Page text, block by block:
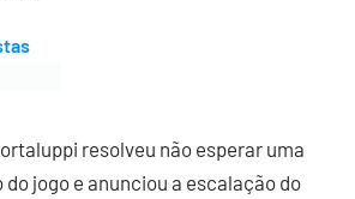
resolveu não esperar uma
jogo e anunciou a escalação do